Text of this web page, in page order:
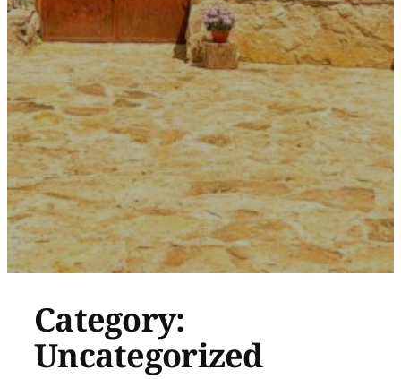
Category:
Uncategorized